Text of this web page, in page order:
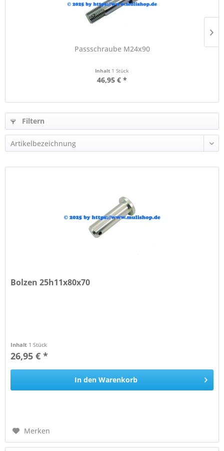
Passschraube M24x90
Inhalt 1 Stück
46,95 € *
Filtern
Bolzen 25h11x80x70
Inhalt 1 Stück
26,95 € *
In den Warenkorb
Merken